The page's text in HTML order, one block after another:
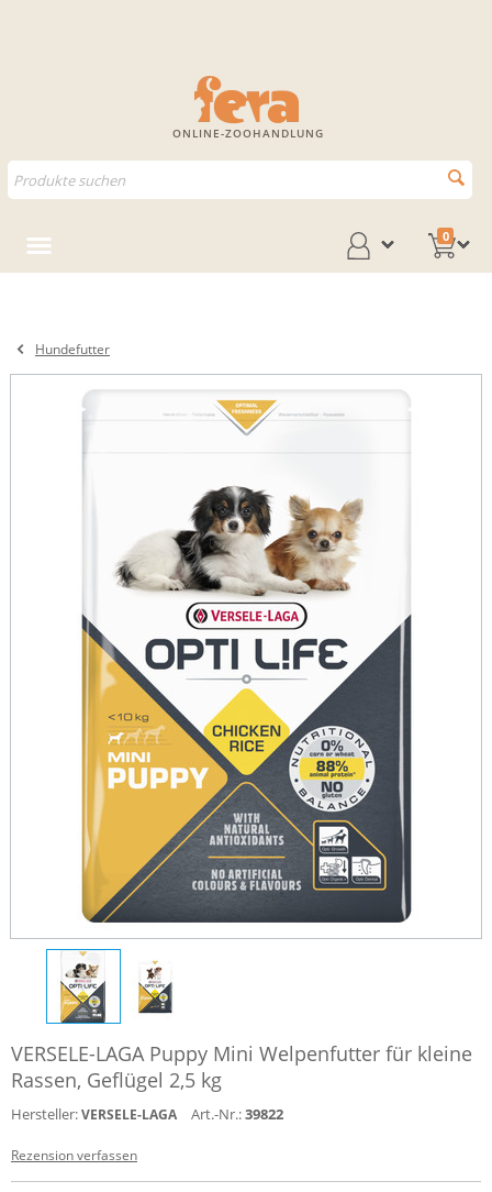
ONLINE-ZOOHANDLUNG
0
Hundefutter
VERSELE-LAGA Puppy Mini Welpenfutter für kleine
Rassen, Geflügel 2,5 kg
Hersteller:VERSELE-LAGA Art.-Nr.:39822
Rezension verfassen